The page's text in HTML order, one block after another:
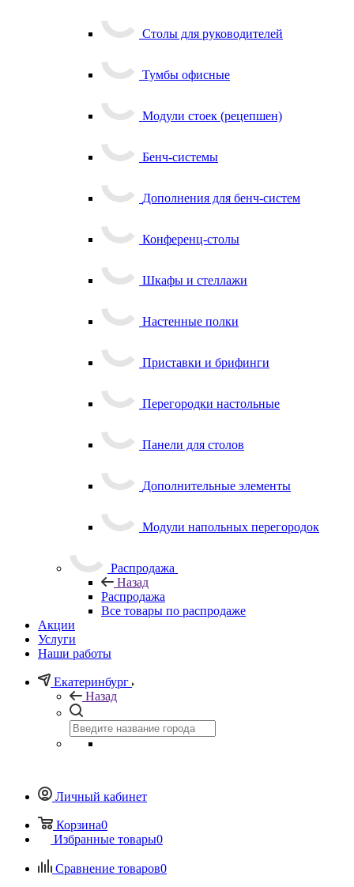
Столы для руководителей
Тумбы офисные
Модули стоек (рецепшен)
Бенч-системы
Дополнения для бенч-систем
Конференц-столы
Шкафы и стеллажи
Настенные полки
Приставки и брифинги
Перегородки настольные
Панели для столов
Дополнительные элементы
Модули напольных перегородок
Распродажа
Назад
Распродажа
Все товары по распродаже
Акции
Услуги
Наши работы
Екатеринбург
Назад
Личный кабинет
Корзина0
Избранные товары0
Сравнение товаров0